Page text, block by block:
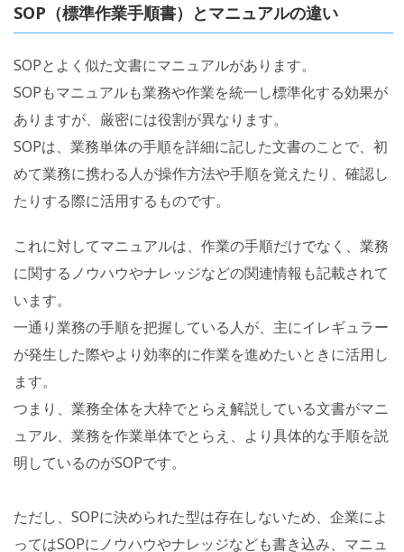
SOP（標準作業手順書）とマニュアルの違い
SOPとよく似た文書にマニュアルがあります。
SOPもマニュアルも業務や作業を統一し標準化する効果が
ありますが、厳密には役割が異なります。
SOPは、業務単体の手順を詳細に記した文書のことで、初
めて業務に携わる人が操作方法や手順を覚えたり、確認し
たりする際に活用するものです。
これに対してマニュアルは、作業の手順だけでなく、業務
に関するノウハウやナレッジなどの関連情報も記載されて
います。
一通り業務の手順を把握している人が、主にイレギュラー
が発生した際やより効率的に作業を進めたいときに活用し
ます。
つまり、業務全体を大枠でとらえ解説している文書がマニ
ュアル、業務を作業単体でとらえ、より具体的な手順を説
明しているのがSOPです。
ただし、SOPに決められた型は存在しないため、企業によ
ってはSOPにノウハウやナレッジなども書き込み、マニュ